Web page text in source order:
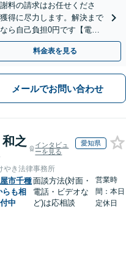
料の請求はお任せくださ
得に尽力します。解決まで
ら自己負担0円です【電
料金表を見る
メールでお問い合わせ
之
インタビュ
ーを見る
愛知県
やき法律事務所
市千種
らも相
中
面談方法(対面・
電話・ビデオな
ど)は応相談
営業時
間：本日
定休日